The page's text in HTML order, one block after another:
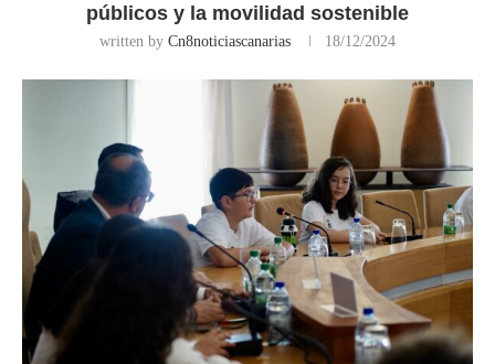
públicos y la movilidad sostenible
written by Cn8noticiascanarias 18/12/2024